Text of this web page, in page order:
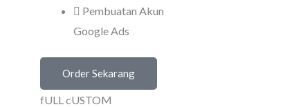
Pembuatan Akun
Google Ads
Order Sekarang
fULL cUSTOM